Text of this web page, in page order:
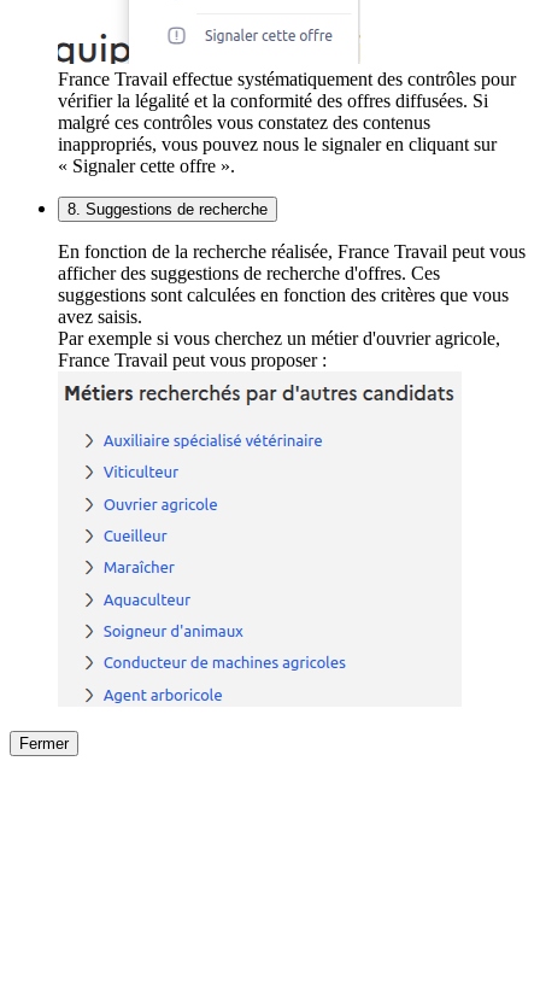
France Travail effectue systématiquement des contrôles pour
vérifier la légalité et la conformité des offres diffusées. Si
malgré ces contrôles vous constatez des contenus
inappropriés, vous pouvez nous le signaler en cliquant sur
« Signaler cette offre ».
8. Suggestions de recherche
En fonction de la recherche réalisée, France Travail peut vous
afficher des suggestions de recherche d'offres. Ces
suggestions sont calculées en fonction des critères que vous
avez saisis.
Par exemple si vous cherchez un métier d'ouvrier agricole,
France Travail peut vous proposer :
Fermer